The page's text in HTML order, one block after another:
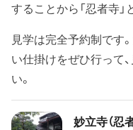
することから「忍者寺」
見学は完全予約制です
い仕掛けをぜひ行って
い。
妙立寺（忍